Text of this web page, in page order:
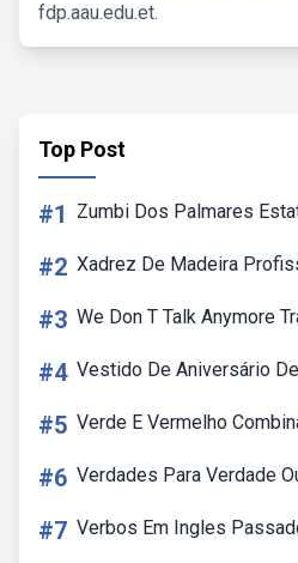
fdp.aau.edu.et.
Top Post
#1 Zumbi Dos Palmares
#2 Xadrez De Madeira
#3 We Don T Talk Anymore
#4 Vestido De Aniversário
#5 Verde E Vermelho
#6 Verdades Para Verdade
#7 Verbos Em Ingles